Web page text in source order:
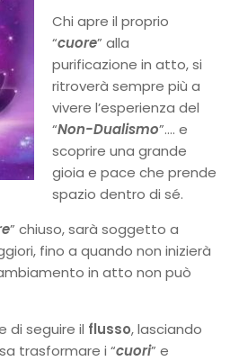
Chi apre il proprio
“cuore” alla
purificazione in atto, si
ritroverà sempre più a
vivere l’esperienza del
“Non-Dualismo”…. e
scoprire una grande
gioia e pace che prende
spazio dentro di sé.
” chiuso, sarà soggetto a
fino a quando non inizierà
in atto non può
di seguire il flusso, lasciando
trasformare i “cuori” e